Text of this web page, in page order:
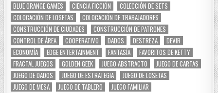
BLUE ORANGE GAMES
CIENCIA FICCIÓN
COLECCIÓN DE SETS
COLOCACIÓN DE LOSETAS
COLOCACIÓN DE TRABAJADORES
CONSTRUCCIÓN DE CIUDADES
CONSTRUCCIÓN DE PATRONES
CONTROL DE ÁREA
COOPERATIVO DADOS DESTREZA
DEVIR
ECONOMÍA
EDGE ENTERTAINMENT FANTASÍA
FAVORITOS DE KETTY
FRACTAL JUEGOS
GOLDEN GEEK JUEGO ABSTRACTO
JUEGO DE CARTAS
JUEGO DE DADOS
JUEGO DE ESTRATEGIA
JUEGO DE LOSETAS
JUEGO DE MESA
JUEGO DE TABLERO
JUEGO FAMILIAR